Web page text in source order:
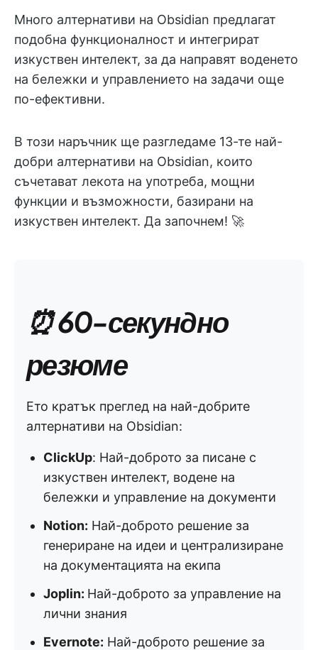
Много алтернативи на Obsidian предлагат
подобна функционалност и интегрират
изкуствен интелект, за да направят воденето
на бележки и управлението на задачи още
по-ефективни.
В този наръчник ще разгледаме 13-те най-
добри алтернативи на Obsidian, които
съчетават лекота на употреба, мощни
функции и възможности, базирани на
изкуствен интелект. Да започнем! 🚀
⏰ 60-секундно
резюме
Ето кратък преглед на най-добрите
алтернативи на Obsidian:
ClickUp: Най-доброто за писане с
изкуствен интелект, водене на
бележки и управление на документи
Notion: Най-доброто решение за
генериране на идеи и централизиране
на документацията на екипа
Joplin: Най-доброто за управление на
лични знания
Evernote: Най-доброто решение за